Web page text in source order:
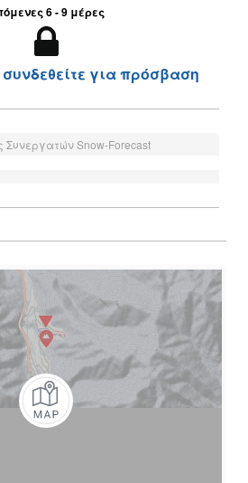
6 - 9 μέρες
για πρόσβαση
Snow-Forecast